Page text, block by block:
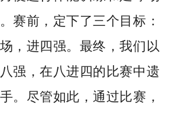
赛前，定下了三个目标：
，进四强。最终，我们以
强，在八进四的比赛中遗
。尽管如此，通过比赛，